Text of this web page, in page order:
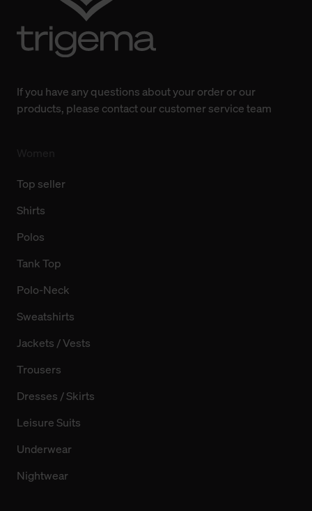
Weitere Informationen über Cookies und Web-
Technologien sowie die Nutzung Ihrer persönlichen Daten
If you have any questions about your order or our
products, please contact our customer service team
Top seller
Shirts
Polos
Tank Top
Polo-Neck
Sweatshirts
Jackets / Vests
Trousers
Dresses / Skirts
Leisure Suits
Underwear
Nightwear